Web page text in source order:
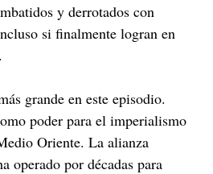
y derrotados con
si finalmente logran en
grande en este episodio.
poder para el imperialismo
Oriente. La alianza
operado por décadas para